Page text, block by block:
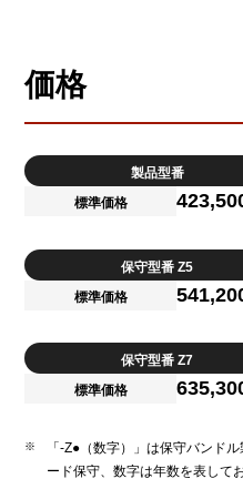
価格
製品型番
標準価格
保守型番 Z5
標準価格
保守型番 Z7
標準価格
「-Z●（数字）」は保守バンド
ード保守、数字は年数を表して